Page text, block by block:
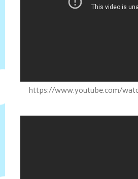
https://www.youtube.com/